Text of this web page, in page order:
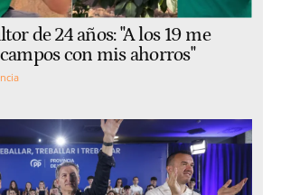
de 24 años: "A los 19 me
con mis ahorros"